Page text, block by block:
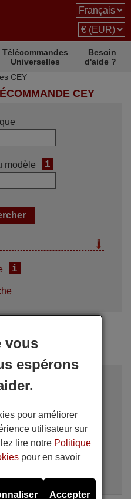
Télécommandes
Universelles
Besoin
d'aide ?
CEY
CEY
modèle i
i
CEY
possèdent
d'origine
vous
espérons
pour améliorer
utilisateur sur
lire notre Politique
pour en savoir
Accepter